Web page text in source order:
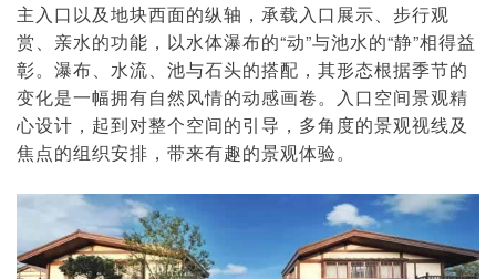
主入口以及地块西面的纵轴，承载入口展示、步行观
赏、亲水的功能，以水体瀑布的“动”与池水的“静”相得益
彰。瀑布、水流、池与石头的搭配，其形态根据季节的
变化是一幅拥有自然风情的动感画卷。入口空间景观精
心设计，起到对整个空间的引导，多角度的景观视线及
焦点的组织安排，带来有趣的景观体验。